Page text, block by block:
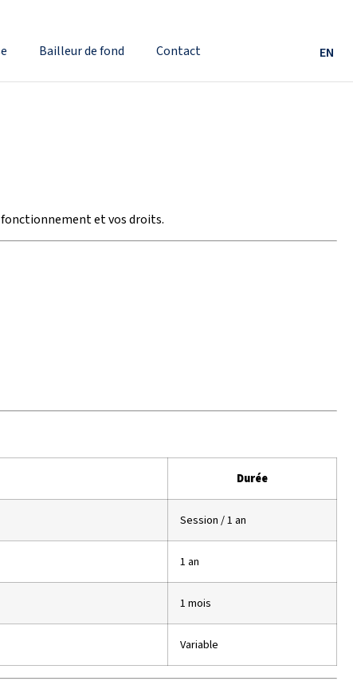
Bailleur de fond Contact EN
et vos droits.
Durée
Session / 1 an
1 an
1 mois
Variable